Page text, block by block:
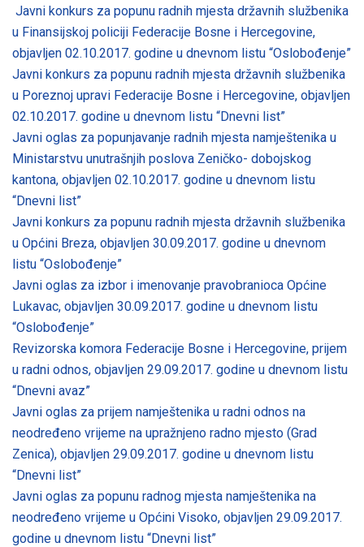
Javni konkurs za popunu radnih mjesta državnih službenika
u Finansijskoj policiji Federacije Bosne i Hercegovine,
objavljen 02.10.2017. godine u dnevnom listu “Oslobođenje”
Javni konkurs za popunu radnih mjesta državnih službenika
u Poreznoj upravi Federacije Bosne i Hercegovine, objavljen
02.10.2017. godine u dnevnom listu “Dnevni list”
Javni oglas za popunjavanje radnih mjesta namještenika u
Ministarstvu unutrašnjih poslova Zeničko- dobojskog
kantona, objavljen 02.10.2017. godine u dnevnom listu
“Dnevni list”
Javni konkurs za popunu radnih mjesta državnih službenika
u Općini Breza, objavljen 30.09.2017. godine u dnevnom
listu “Oslobođenje”
Javni oglas za izbor i imenovanje pravobranioca Općine
Lukavac, objavljen 30.09.2017. godine u dnevnom listu
“Oslobođenje”
Revizorska komora Federacije Bosne i Hercegovine, prijem
u radni odnos, objavljen 29.09.2017. godine u dnevnom listu
“Dnevni avaz”
Javni oglas za prijem namještenika u radni odnos na
neodređeno vrijeme na upražnjeno radno mjesto (Grad
Zenica), objavljen 29.09.2017. godine u dnevnom listu
“Dnevni list”
Javni oglas za popunu radnog mjesta namještenika na
neodređeno vrijeme u Općini Visoko, objavljen 29.09.2017.
godine u dnevnom listu “Dnevni list”